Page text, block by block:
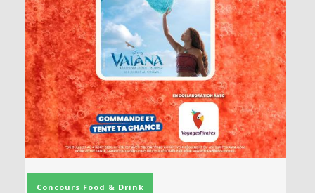
Concours Food & Drink